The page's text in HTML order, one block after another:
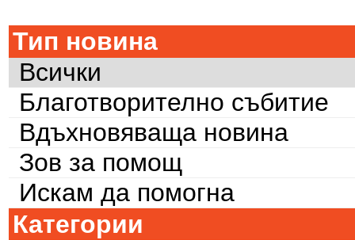
Тип новина
Всички
Благотворително събитие
Вдъхновяваща новина
Зов за помощ
Искам да помогна
Категории